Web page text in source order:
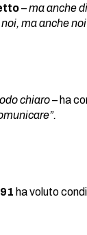
–ma anche
ma anche
chiaro– ha
ha voluto